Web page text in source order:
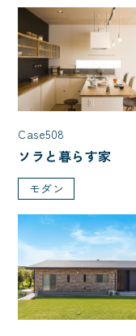
Case508
ソラと暮らす家
モダン